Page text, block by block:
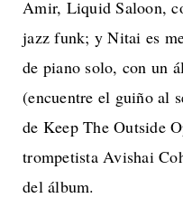
Amir, Liquid Saloon,
jazz funk; y Nitai es
de piano solo, con un
(encuentre el guiño al
de Keep The Outside
trompetista Avishai
del álbum.